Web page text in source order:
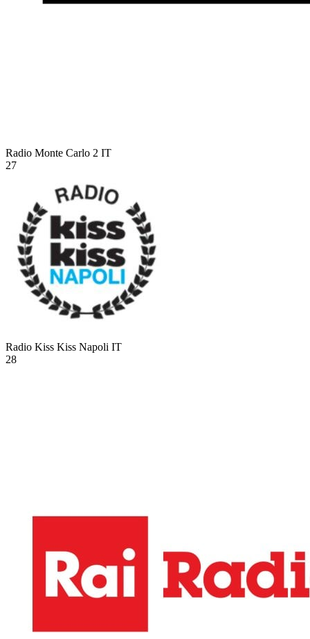
Radio Monte Carlo 2 IT
27
Radio Kiss Kiss Napoli IT
28